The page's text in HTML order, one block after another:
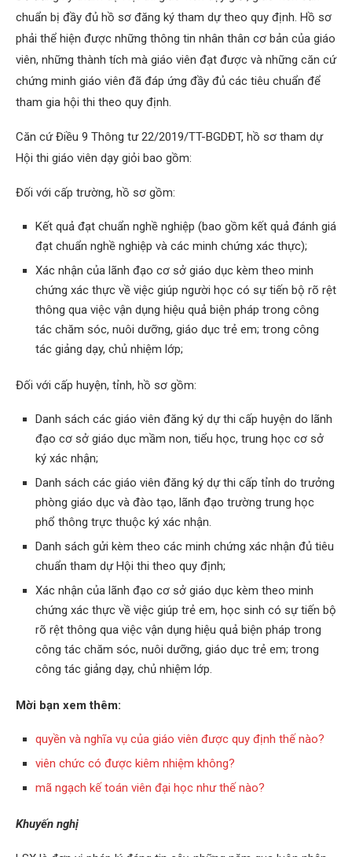
chuẩn bị đầy đủ hồ sơ đăng ký tham dự theo quy định. Hồ sơ
phải thể hiện được những thông tin nhân thân cơ bản của giáo
viên, những thành tích mà giáo viên đạt được và những căn cứ
chứng minh giáo viên đã đáp ứng đầy đủ các tiêu chuẩn để
tham gia hội thi theo quy định.
Căn cứ Điều 9 Thông tư 22/2019/TT-BGDĐT, hồ sơ tham dự
Hội thi giáo viên dạy giỏi bao gồm:
Đối với cấp trường, hồ sơ gồm:
Kết quả đạt chuẩn nghề nghiệp (bao gồm kết quả đánh giá
đạt chuẩn nghề nghiệp và các minh chứng xác thực);
Xác nhận của lãnh đạo cơ sở giáo dục kèm theo minh
chứng xác thực về việc giúp người học có sự tiến bộ rõ rệt
thông qua việc vận dụng hiệu quả biện pháp trong công
tác chăm sóc, nuôi dưỡng, giáo dục trẻ em; trong công
tác giảng dạy, chủ nhiệm lớp;
Đối với cấp huyện, tỉnh, hồ sơ gồm:
Danh sách các giáo viên đăng ký dự thi cấp huyện do lãnh
đạo cơ sở giáo dục mầm non, tiểu học, trung học cơ sở
ký xác nhận;
Danh sách các giáo viên đăng ký dự thi cấp tỉnh do trưởng
phòng giáo dục và đào tạo, lãnh đạo trường trung học
phổ thông trực thuộc ký xác nhận.
Danh sách gửi kèm theo các minh chứng xác nhận đủ tiêu
chuẩn tham dự Hội thi theo quy định;
Xác nhận của lãnh đạo cơ sở giáo dục kèm theo minh
chứng xác thực về việc giúp trẻ em, học sinh có sự tiến bộ
rõ rệt thông qua việc vận dụng hiệu quả biện pháp trong
công tác chăm sóc, nuôi dưỡng, giáo dục trẻ em; trong
công tác giảng dạy, chủ nhiệm lớp.
Mời bạn xem thêm:
quyền và nghĩa vụ của giáo viên được quy định thế nào?
viên chức có được kiêm nhiệm không?
mã ngạch kế toán viên đại học như thế nào?
Khuyến nghị